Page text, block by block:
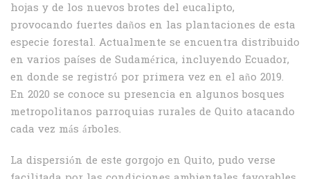
hojas y de los nuevos brotes del eucalipto,
provocando fuertes daños en las plantaciones de esta
especie forestal. Actualmente se encuentra distribuido
en varios países de Sudamérica, incluyendo Ecuador,
en donde se registró por primera vez en el año 2019.
En 2020 se conoce su presencia en algunos bosques
metropolitanos parroquias rurales de Quito atacando
cada vez más árboles.
La dispersión de este gorgojo en Quito, pudo verse